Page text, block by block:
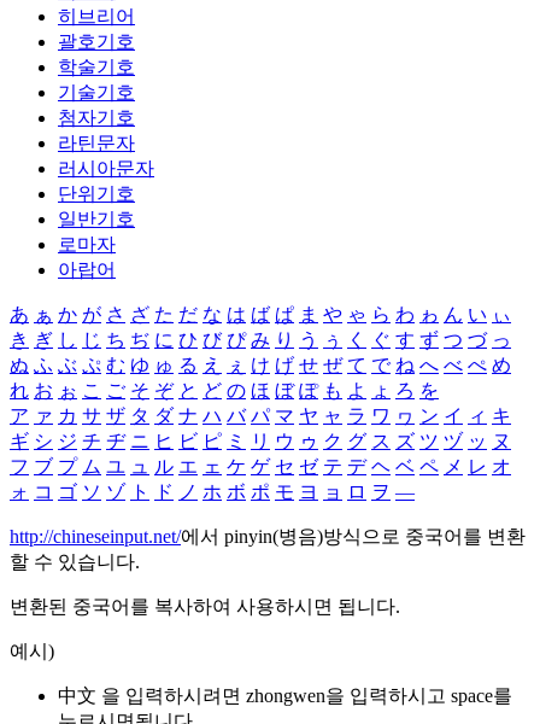
히브리어
괄호기호
학술기호
기술기호
첨자기호
라틴문자
러시아문자
단위기호
일반기호
로마자
아랍어
あ ぁ か が さ ざ た だ な は ば ぱ ま や ゃ ら わ ゎ ん い ぃ
き ぎ し じ ち ぢ に ひ び ぴ み り う ぅ く ぐ す ず つ づ っ
ぬ ふ ぶ ぷ む ゆ ゅ る え ぇ け げ せ ぜ て で ね へ べ ぺ め
れ お ぉ こ ご そ ぞ と ど の ほ ぼ ぽ も よ ょ ろ を
ア ァ カ サ ザ タ ダ ナ ハ バ パ マ ヤ ャ ラ ワ ヮ ン イ ィ キ
ギ シ ジ チ ヂ ニ ヒ ビ ピ ミ リ ウ ゥ ク グ ス ズ ツ ヅ ッ ヌ
フ ブ プ ム ユ ュ ル エ ェ ケ ゲ セ ゼ テ デ ヘ ベ ペ メ レ オ
ォ コ ゴ ソ ゾ ト ド ノ ホ ボ ポ モ ヨ ョ ロ ヲ ―
http://chineseinput.net/에서 pinyin(병음)방식으로 중국어를 변환
할 수 있습니다.
변환된 중국어를 복사하여 사용하시면 됩니다.
예시)
中文 을 입력하시려면 zhongwen을 입력하시고 space를